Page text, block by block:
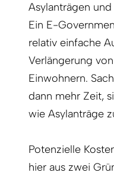
Asylanträgen
Ein E-
relativ einfache
Verlängerung
Einwohnern.
dann mehr Zeit,
wie Asylanträge
Potenzielle
hier aus zwei